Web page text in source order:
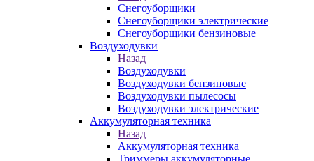
Снегоуборщики
Снегоуборщики электрические
Снегоуборщики бензиновые
Воздуходувки
Назад
Воздуходувки
Воздуходувки бензиновые
Воздуходувки пылесосы
Воздуходувки электрические
Аккумуляторная техника
Назад
Аккумуляторная техника
Триммеры аккумуляторные